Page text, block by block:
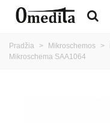
Pradžia > Mikroschemos >
Mikroschema SAA1064